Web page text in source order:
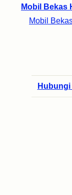
Mobil Bekas
Mobil
Hubungi